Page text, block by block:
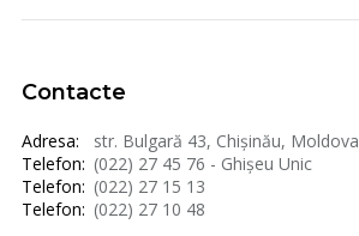
Contacte
Adresa:
str. Bulgară 43, Chișinău, Moldova
Telefon: (022) 27 45 76 - Ghișeu Unic
Telefon: (022) 27 15 13
Telefon: (022) 27 10 48